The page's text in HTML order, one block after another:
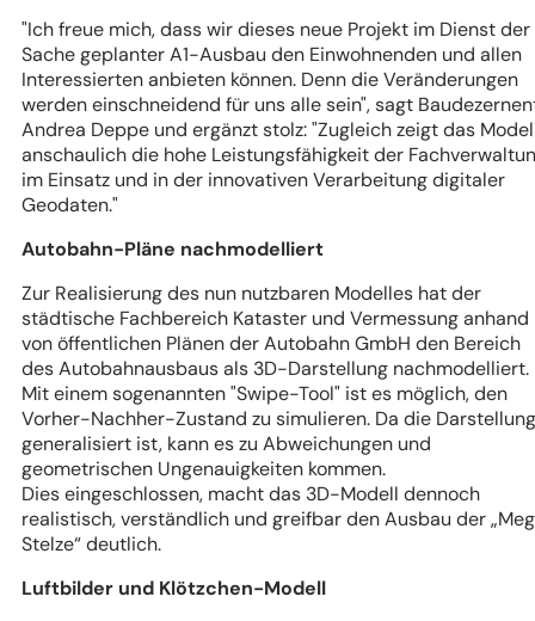
"Ich freue mich, dass wir dieses neue Projekt im Dienst der
Sache geplanter A1-Ausbau den Einwohnenden und allen
Interessierten anbieten können. Denn die Veränderungen
werden einschneidend für uns alle sein", sagt
Andrea Deppe und ergänzt stolz: "Zugleich zeigt das
anschaulich die hohe Leistungsfähigkeit der
im Einsatz und in der innovativen Verarbeitung digitaler
Geodaten."
Autobahn-Pläne nachmodelliert
Zur Realisierung des nun nutzbaren Modelles hat der
städtische Fachbereich Kataster und Vermessung anhand
von öffentlichen Plänen der Autobahn GmbH den Bereich
des Autobahnausbaus als 3D-Darstellung nachmodelliert.
Mit einem sogenannten "Swipe-Tool" ist es möglich, den
Vorher-Nachher-Zustand zu simulieren. Da die Darstellung
generalisiert ist, kann es zu Abweichungen und
geometrischen Ungenauigkeiten kommen.
Dies eingeschlossen, macht das 3D-Modell dennoch
realistisch, verständlich und greifbar den Ausbau der
Stelze“ deutlich.
Luftbilder und Klötzchen-Modell